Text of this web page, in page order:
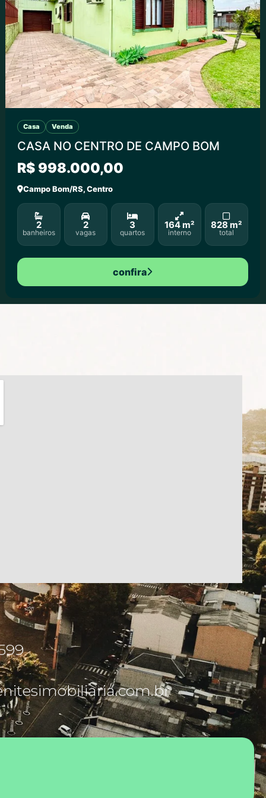
Casa Venda
CASA NO CENTRO DE CAMPO BOM
R$ 998.000,00
Campo Bom/RS, Centro
2
banheiros
2
vagas
3
quartos
164 m²
interno
828 m²
total
confira